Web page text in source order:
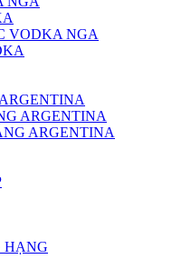
VODKA NGA
ARGENTINA
ARGENTINA
HẠNG